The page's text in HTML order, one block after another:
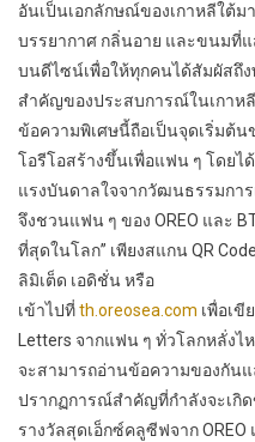
อันเป็นเอกลักษณ์ของเกาหลีใต้
บรรยากาศ กลิ่นอาย และขนมที่
บนดีไซน์เพื่อให้ทุกคนได้สัมผัสถึ
สำคัญของประสบการณ์ในเกาห
ข้อความพิเศษนี้ถือเป็นจุดเริ่มต้
โอรีโอสร้างขึ้นเพื่อแฟน ๆ โดยไ
แรงบันดาลใจจากวัฒนธรรมกา
จึงชวนแฟน ๆ ของ OREO และ
ที่สุดในโลก” เพียงสแกน QR
ลิมิเต็ด เอดิชั่น หรือ
เข้าไปที่th.oreosea.com เพื่อเขี
Letters จากแฟน ๆ ทั่วโลกหลั่งไ
จะสามารถอ่านข้อความของกัน
ปรากฏการณ์สำคัญที่กำลังจะเกิ
รางวัลสุดเอ็กซ์คลูซีฟจาก